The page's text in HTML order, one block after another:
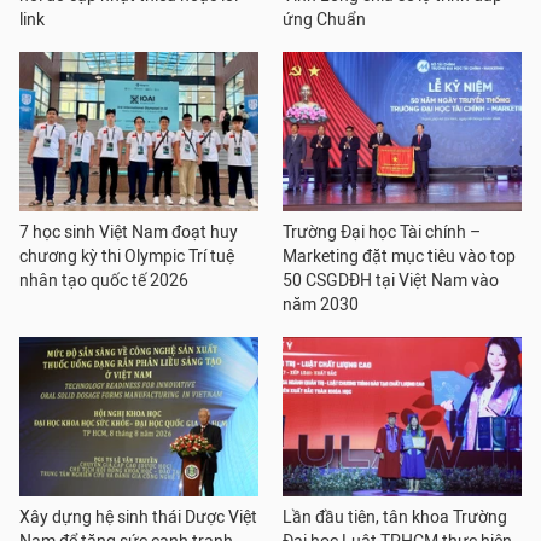
link
ứng Chuẩn
7 học sinh Việt Nam đoạt huy
chương kỳ thi Olympic Trí tuệ
nhân tạo quốc tế 2026
Trường Đại học Tài chính –
Marketing đặt mục tiêu vào top
50 CSGDĐH tại Việt Nam vào
năm 2030
Xây dựng hệ sinh thái Dược Việt
Lần đầu tiên, tân khoa Trường